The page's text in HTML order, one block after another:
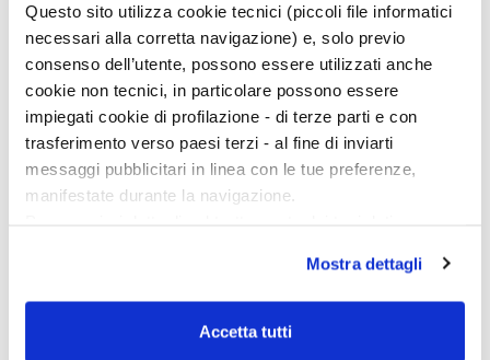
Questo sito utilizza cookie tecnici (piccoli file informatici
necessari alla corretta navigazione) e, solo previo
consenso dell’utente, possono essere utilizzati anche
cookie non tecnici, in particolare possono essere
impiegati cookie di profilazione - di terze parti e con
trasferimento verso paesi terzi - al fine di inviarti
messaggi pubblicitari in linea con le tue preferenze,
manifestate durante la navigazione.
scelte privacy sui cookie, ti invitiamo a prendere visione
dell’informativa cookie.
Chiudendo il banner tramite la “X” prosegui la
Mostra dettagli
Accetta tutti
Ciclo di conferenze